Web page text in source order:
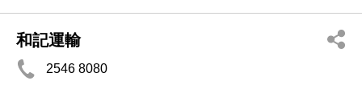
和記運輸
2546 8080